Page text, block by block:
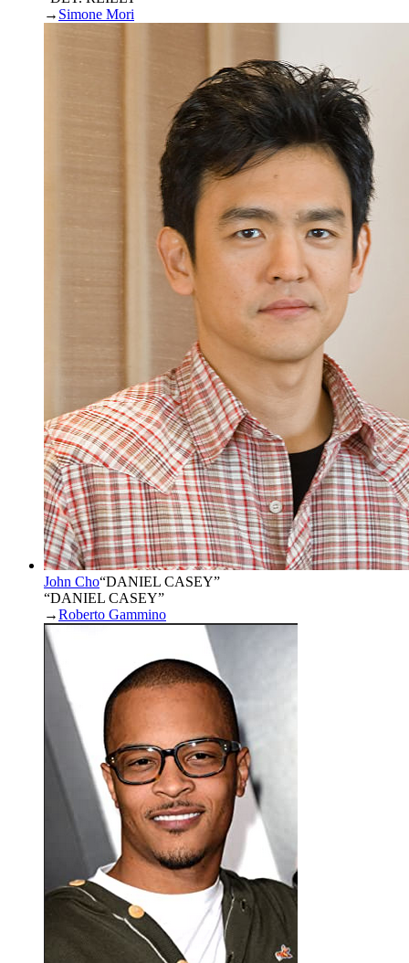
→ Simone Mori
John Cho“DANIEL CASEY”
“DANIEL CASEY”
→Roberto Gammino